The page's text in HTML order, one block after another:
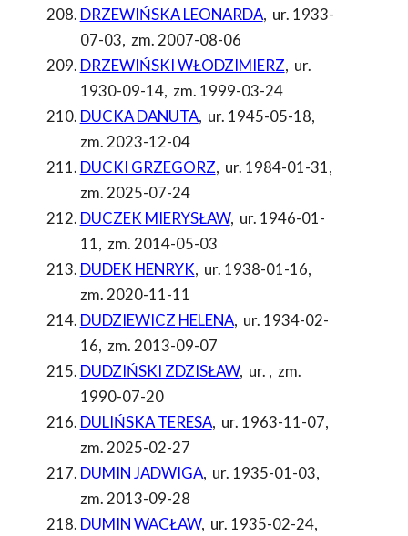
DRZEWIŃSKA LEONARDA, ur. 1933-
07-03, zm. 2007-08-06
DRZEWIŃSKI WŁODZIMIERZ, ur.
1930-09-14, zm. 1999-03-24
DUCKA DANUTA, ur. 1945-05-18,
zm. 2023-12-04
DUCKI GRZEGORZ, ur. 1984-01-31,
zm. 2025-07-24
DUCZEK MIERYSŁAW, ur. 1946-01-
11, zm. 2014-05-03
DUDEK HENRYK, ur. 1938-01-16,
zm. 2020-11-11
DUDZIEWICZ HELENA, ur. 1934-02-
16, zm. 2013-09-07
DUDZIŃSKI ZDZISŁAW, ur. , zm.
1990-07-20
DULIŃSKA TERESA, ur. 1963-11-07,
zm. 2025-02-27
DUMIN JADWIGA, ur. 1935-01-03,
zm. 2013-09-28
DUMIN WACŁAW, ur. 1935-02-24,